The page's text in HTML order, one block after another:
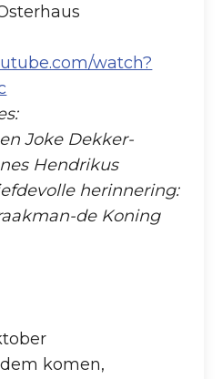
watch?
Joke Dekker-
Hendrikus
herinnering:
de Koning
komen,